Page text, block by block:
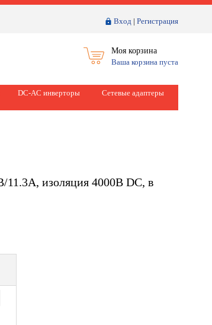
Вход | Регистрация
Моя корзина
Ваша корзина пуста
DC-AC инверторы Сетевые адаптеры
11.3А, изоляция 4000В DC, в